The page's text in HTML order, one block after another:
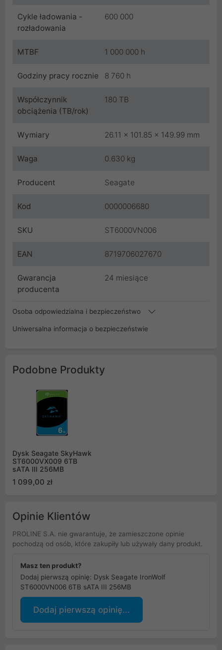
Cykle ładowania -
rozładowania
600 000
MTBF 1 000 000 h
Godziny pracy rocznie 8 760 h
Współczynnik
obciążenia (TB/rok)
180 TB
Wymiary 26.11 x 101.85 x 149.99 mm
Waga 0.630 kg
Producent Seagate
Kod 0000006680
SKU ST6000VN006
EAN 8719706027670
Gwarancja
producenta
24 miesiące
Osoba odpowiedzialna i bezpieczeństwo
Uniwersalna informacja o bezpieczeństwie
Podobne Produkty
Dysk Seagate SkyHawk
ST6000VX009 6TB
sATA III 256MB
1 099,00 zł
Opinie Klientów
PROLINE S.A. nie gwarantuje, że zamieszczone opinie
pochodzą od osób, które zakupiły lub używały dany produkt.
Masz ten produkt?
Dodaj pierwszą opinię: Dysk Seagate IronWolf
ST6000VN006 6TB sATA III 256MB
Dodaj pierwszą opinię...